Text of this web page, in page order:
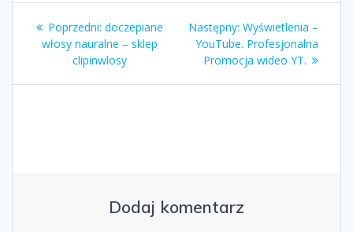
Nawigacja
wpisu
Poprzedni: Poprzedni
wpis:
doczepiane
włosy nauralne – sklep
clipinwlosy
Następny: Następny
wpis:
Wyświetlenia –
YouTube. Profesjonalna
Promocja wideo YT.
Dodaj komentarz